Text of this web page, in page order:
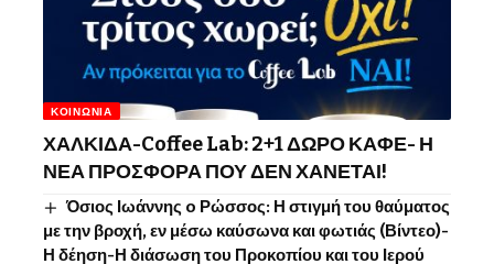
ΚΟΙΝΩΝΊΑ
ΧΑΛΚΙΔΑ-Coffee Lab: 2+1 ΔΩΡΟ ΚΑΦΕ- Η
ΝΕΑ ΠΡΟΣΦΟΡΑ ΠΟΥ ΔΕΝ ΧΑΝΕΤΑΙ!
Όσιος Ιωάννης o Ρώσσος: Η στιγμή του θαύματος
με την βροχή, εν μέσω καύσωνα και φωτιάς (Βίντεο)-
Η δέηση-Η διάσωση του Προκοπίου και του Ιερού